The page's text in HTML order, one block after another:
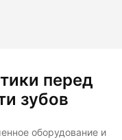
перед
зубов
оборудование и